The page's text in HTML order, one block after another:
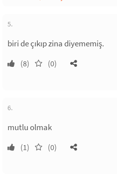
5.
biri de çıkıp zina diyememiş.
(8) (0)
6.
mutlu olmak
(1) (0)